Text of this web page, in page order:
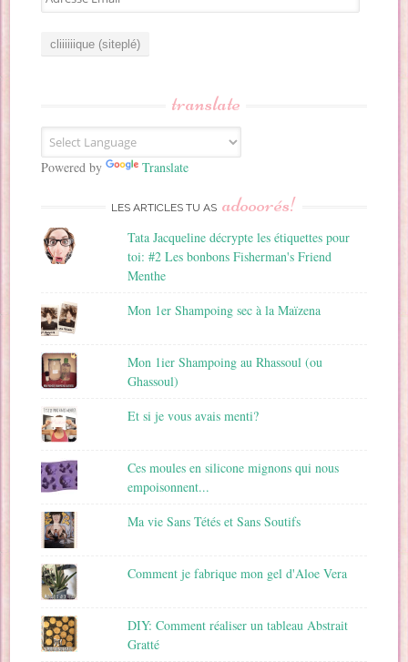
d
E
m
a
translate
Powered by Translate
LES ARTICLES TU AS adooorés!
Tata Jacqueline décrypte les étiquettes pour
toi: #2 Les bonbons Fisherman's Friend
Menthe
Mon 1er Shampoing sec à la Maïzena
Mon 1ier Shampoing au Rhassoul (ou
Ghassoul)
Et si je vous avais menti?
Ces moules en silicone mignons qui nous
empoisonnent...
Ma vie Sans Tétés et Sans Soutifs
Comment je fabrique mon gel d'Aloe Vera
DIY: Comment réaliser un tableau Abstrait
Gratté